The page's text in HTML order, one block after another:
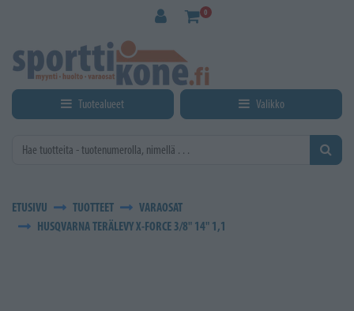
0
Tuotealueet Valikko
ETUSIVU TUOTTEET
VARAOSAT
HUSQVARNA TERÄLEVY X-FORCE 3/8" 14" 1,1